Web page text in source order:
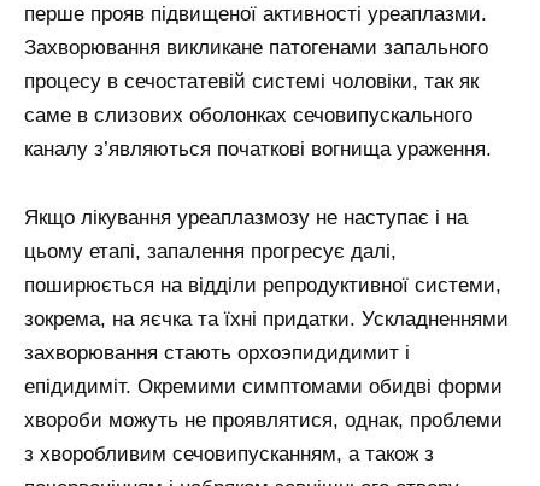
перше прояв підвищеної активності уреаплазми.
Захворювання викликане патогенами запального
процесу в сечостатевій системі чоловіки, так як
саме в слизових оболонках сечовипускального
каналу з’являються початкові вогнища ураження.
Якщо лікування уреаплазмозу не наступає і на
цьому етапі, запалення прогресує далі,
поширюється на відділи репродуктивної системи,
зокрема, на яєчка та їхні придатки. Ускладненнями
захворювання стають орхоэпидидимит і
епідидиміт. Окремими симптомами обидві форми
хвороби можуть не проявлятися, однак, проблеми
з хворобливим сечовипусканням, а також з